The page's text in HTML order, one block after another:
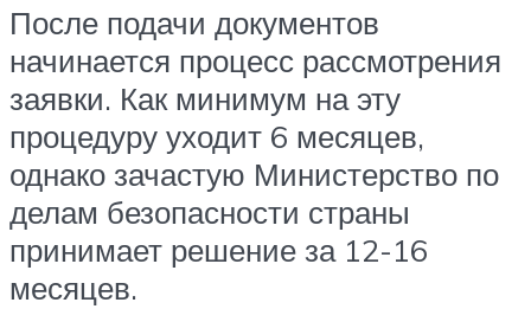
После подачи документов
начинается процесс рассмотрения
заявки. Как минимум на эту
процедуру уходит 6 месяцев,
однако зачастую Министерство по
делам безопасности страны
принимает решение за 12-16
месяцев.